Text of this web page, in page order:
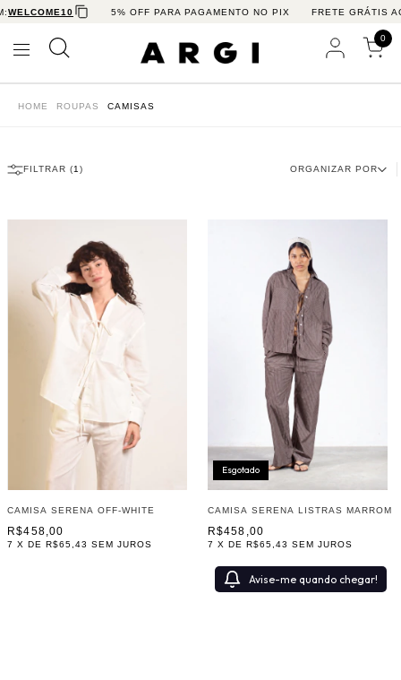
WELCOME10 5% OFF PARA PAGAMENTO NO PIX FRETE GRÁTIS
0
HOME ROUPAS CAMISAS
ORGANIZAR POR
FILTRAR (1 )
CAMISA SERENA OFF-WHITE
R$458,00
7 X DER$65,43 SEM JUROS
Esgotado
CAMISA SERENA LISTRAS MARROM
R$458,00
7 X DE R$65,43 SEM JUROS
Avise-me quando chegar!